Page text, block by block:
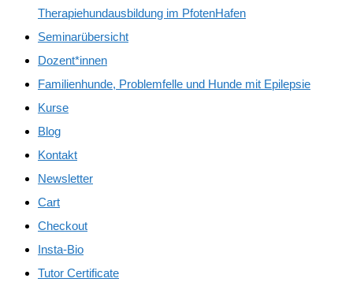
Therapiehundausbildung im PfotenHafen
Seminarübersicht
Dozent*innen
Familienhunde, Problemfelle und Hunde mit Epilepsie
Kurse
Blog
Kontakt
Newsletter
Cart
Checkout
Insta-Bio
Tutor Certificate